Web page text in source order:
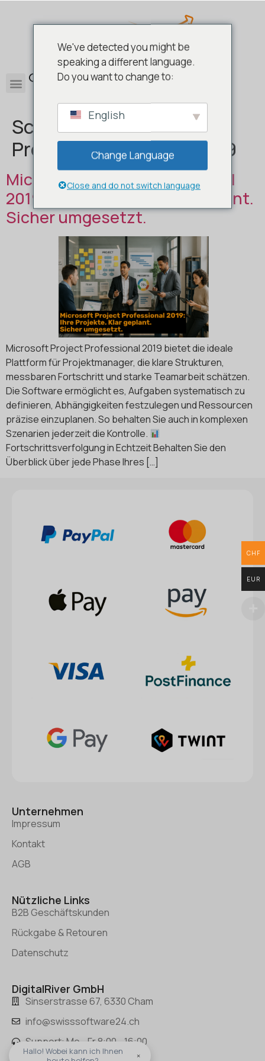
0
Schlagwort:Microsoft
Project Professional 2019
Microsoft Project Professional
2019 – Ihre Projekte. Klar geplant.
Sicher umgesetzt.
Microsoft Project Professional 2019 bietet die ideale
Plattform für Projektmanager, die klare Strukturen,
messbaren Fortschritt und starke Teamarbeit schätzen.
Die Software ermöglicht es, Aufgaben systematisch zu
definieren, Abhängigkeiten festzulegen und Ressourcen
präzise einzuplanen. So behalten Sie auch in komplexen
Szenarien jederzeit die Kontrolle.
Fortschrittsverfolgung in Echtzeit Behalten Sie den
Überblick über jede Phase Ihres […]
Unternehmen
Impressum
Kontakt
AGB
Nützliche Links
B2B Geschäftskunden
Rückgabe & Retouren
Datenschutz
DigitalRiver GmbH
Sinserstrasse 67, 6330 Cham
info@swisssoftware24.ch
Support: Mo - Fr 8:00 - 16:00
Hallo! Wobei kann ich Ihnen
×
We've detected you might be
speaking a different language.
Do you want to change to:
English
Change Language
Close and do not switch language
CHF
EUR